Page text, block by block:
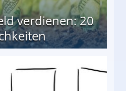
verdienen: 20